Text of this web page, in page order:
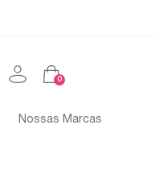
0
Nossas Marcas